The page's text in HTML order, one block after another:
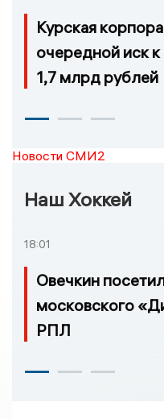
Курская
очередной иск
1,7 млрд рублей
Новости СМИ2
Наш Хоккей
18:01
Овечкин
московского
РПЛ